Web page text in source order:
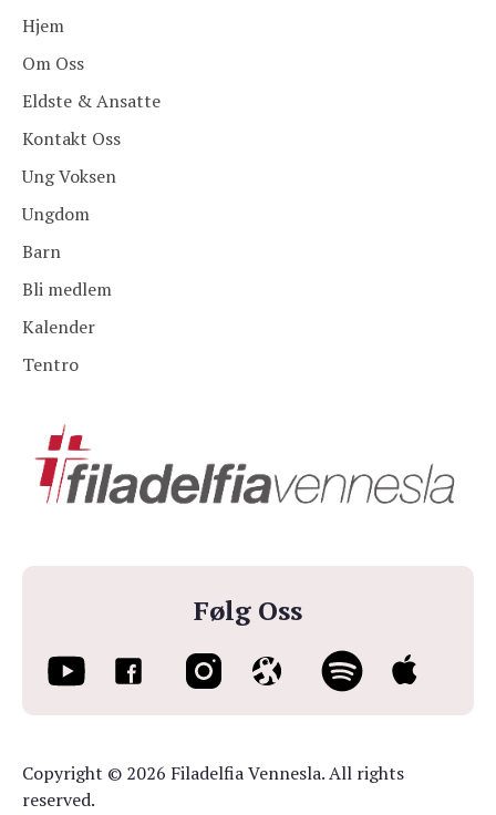
Følg Oss
Hjem
Om Oss
Eldste & Ansatte
Kontakt Oss
Ung Voksen
Ungdom
Barn
Bli medlem
Kalender
Tentro
Copyright © 2026 Filadelfia Vennesla. All rights
reserved.